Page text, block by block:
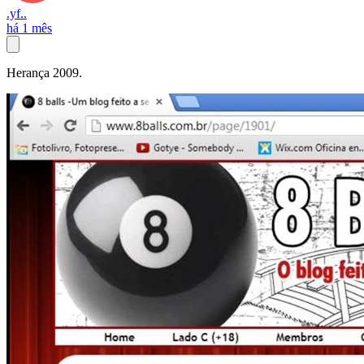
.yf..
há 1 mês
Herança 2009.